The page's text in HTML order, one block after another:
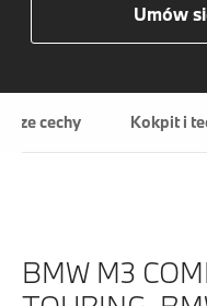
Umów
cechy Kokpit i
BMW M3